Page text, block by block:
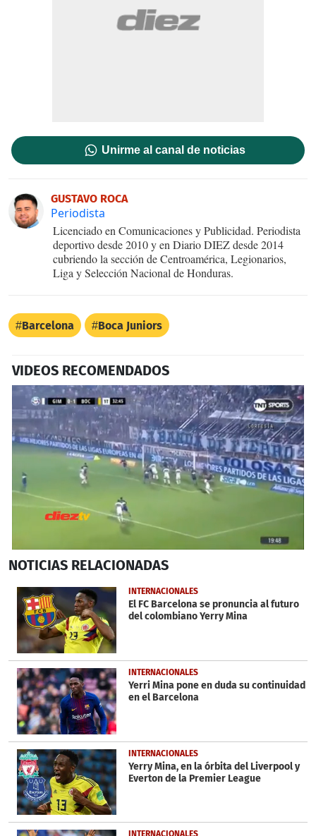
Unirme al canal de noticias
GUSTAVO ROCA
Periodista
Licenciado en Comunicaciones y Publicidad. Periodista
deportivo desde 2010 y en Diario DIEZ desde 2014
cubriendo la sección de Centroamérica, Legionarios,
Liga y Selección Nacional de Honduras.
Barcelona Boca Juniors
VIDEOS RECOMENDADOS
seconds
30
seconds
NOTICIAS RELACIONADAS
INTERNACIONALES
El FC Barcelona se pronuncia al futuro
del colombiano Yerry Mina
INTERNACIONALES
Yerri Mina pone en duda su continuidad
en el Barcelona
INTERNACIONALES
Yerry Mina, en la órbita del Liverpool y
Everton de la Premier League